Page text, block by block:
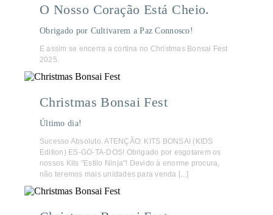
O Nosso Coração Está Cheio.
Obrigado por Cultivarem a Paz Connosco!
E assim se encerra a cortina no Christmas Bonsai Fest
2025.
Christmas Bonsai Fest
Último dia!
Sucesso Absoluto. ATENÇÃO: KITS BONSAI (KIDS
Edition) ES-GO-TA-DOS! Obrigado por esgotarem os
nossos Kits "Estilo Ninja"! Devido à enorme procura,
não teremos mais unidades para venda [...]